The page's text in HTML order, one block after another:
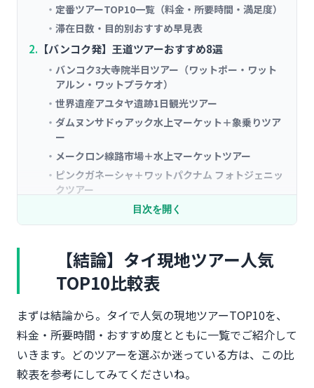
定番ツアーTOP10一覧（料金・所要時間・満足度）
滞在日数・目的別おすすめ早見表
【バンコク発】王道ツアーおすすめ8選
バンコク3大寺院半日ツアー（ワットポー・ワット
アルン・ワットプラケオ）
世界遺産アユタヤ遺跡1日観光ツアー
ダムヌンサドゥアック水上マーケット＋象乗りツア
ー
メークロン線路市場＋水上マーケットツアー
ピンクガネーシャ＋ワットパクナム フォトジェニッ
クツアー
– 定番の観光地以外も訪れたい方
ピピ島＋カイ島スピードボートツアー（プーケット
発）
ケット発）
チェンマイ・ドイステープ寺院＋市内観光半日ツア
ー
チェンライ白い寺院（ワットロンクン）1日ツアー
目次を開く
【結論】タイ現地ツアー人気
TOP10比較表
まずは結論から。タイで人気の現地ツアーTOP10を、
料金・所要時間・おすすめ度とともに一覧でご紹介して
いきます。どのツアーを選ぶか迷っている方は、この比
較表を参考にしてみてくださいね。